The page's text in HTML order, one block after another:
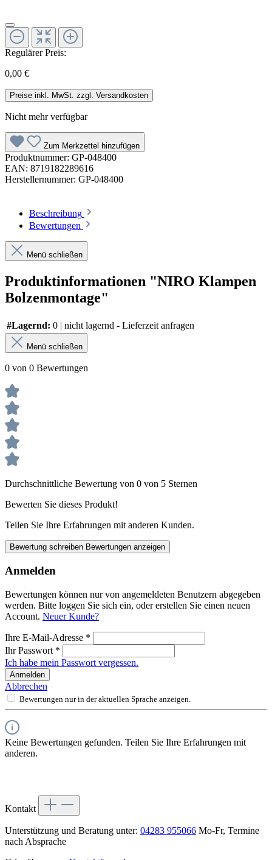
Regulärer Preis:
0,00 €
Preise inkl. MwSt. zzgl. Versandkosten
Nicht mehr verfügbar
Zum Merkzettel hinzufügen
Produktnummer: GP-048400
EAN: 8719182289616
Herstellernummer: GP-048400
Beschreibung
Bewertungen
Menü schließen
Produktinformationen "NIRO Klampen
Bolzenmontage"
#Lagernd: 0 | nicht lagernd - Lieferzeit anfragen
Menü schließen
0 von 0 Bewertungen
Durchschnittliche Bewertung von 0 von 5 Sternen
Bewerten Sie dieses Produkt!
Teilen Sie Ihre Erfahrungen mit anderen Kunden.
Bewertung schreiben Bewertungen anzeigen
Anmelden
Bewertungen können nur von angemeldeten Benutzern abgegeben
werden. Bitte loggen Sie sich ein, oder erstellen Sie einen neuen
Account. Neuer Kunde?
Ihre E-Mail-Adresse *
Ihr Passwort *
Ich habe mein Passwort vergessen.
Anmelden
Abbrechen
Bewertungen nur in der aktuellen Sprache anzeigen.
Keine Bewertungen gefunden. Teilen Sie Ihre Erfahrungen mit
anderen.
Kontakt
Unterstützung und Beratung unter: 04283 955066 Mo-Fr, Termine
nach Absprache